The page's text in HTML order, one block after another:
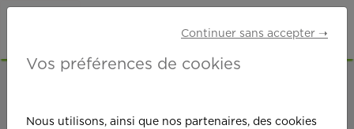
Continuer sans accepter ➝
Vos préférences de cookies
Nous utilisons, ainsi que nos partenaires, des cookies